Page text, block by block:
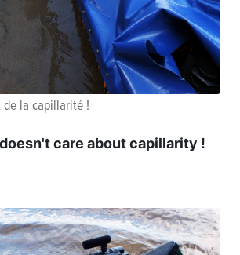
de la capillarité !
care about capillarity !